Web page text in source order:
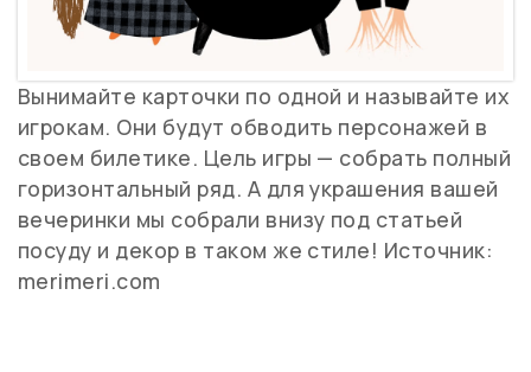
Вынимайте карточки по одной и называйте их
игрокам. Они будут обводить персонажей в
своем билетике. Цель игры — собрать полный
горизонтальный ряд. А для украшения вашей
вечеринки мы собрали внизу под статьей
посуду и декор в таком же стиле! Источник:
merimeri.com